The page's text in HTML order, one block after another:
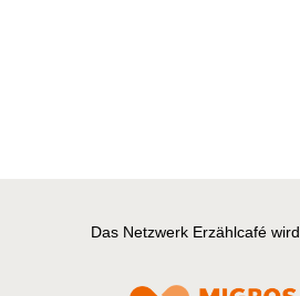
Das Netzwerk Erzählcafé